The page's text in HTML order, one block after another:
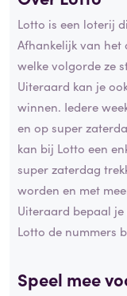
Lotto is een loterij
Afhankelijk van het
welke volgorde ze
Uiteraard kan je
winnen. Iedere
en op super
kan bij Lotto een
super zaterdag
worden en met
Uiteraard bepaal
Lotto de nummers
Speel mee